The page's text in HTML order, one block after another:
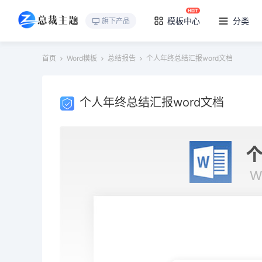
旗下产品 模板中心 分类
首页 Word模板 总结报告 个人年终总结汇报word文档
个人年终总结汇报word文档